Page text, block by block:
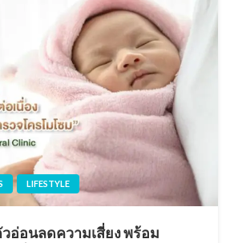
LIFESTYLE
อ่อนลดความเสี่ยง พร้อม